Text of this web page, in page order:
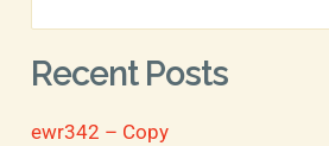
r
p
Recent Posts
ewr342 – Copy